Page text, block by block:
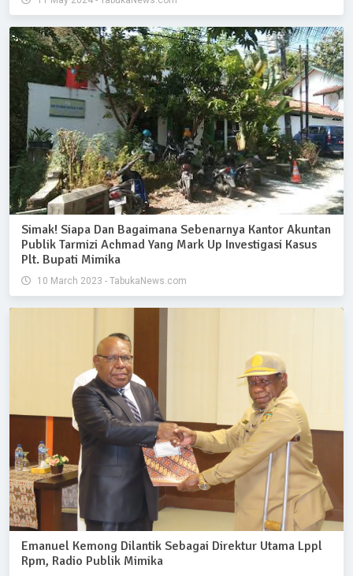
Simak! Siapa Dan Bagaimana Sebenarnya Kantor Akuntan
Publik Tarmizi Achmad Yang Mark Up Investigasi Kasus
Plt. Bupati Mimika
10 March 2023 - TabukaNews.com
Emanuel Kemong Dilantik Sebagai Direktur Utama Lppl
Rpm, Radio Publik Mimika